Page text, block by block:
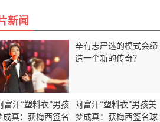
新闻
辛有志严选的模式会缔
造一个新的传奇？
阿富汗“塑料衣”男孩美
梦成真：获梅西签名球